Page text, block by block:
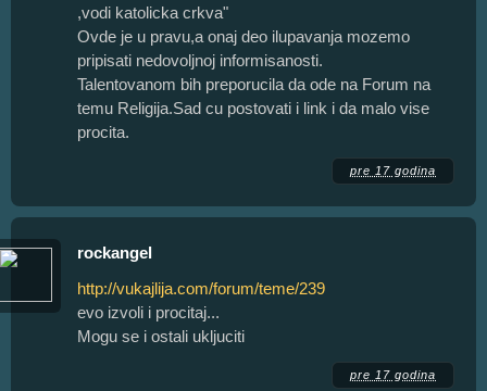
,vodi katolicka crkva"
Ovde je u pravu,a onaj deo ilupavanja mozemo
pripisati nedovoljnoj informisanosti.
Talentovanom bih preporucila da ode na Forum na
temu Religija.Sad cu postovati i link i da malo vise
procita.
pre 17 godina
rockangel
http://vukajlija.com/forum/teme/239
evo izvoli i procitaj...
Mogu se i ostali ukljuciti
pre 17 godina